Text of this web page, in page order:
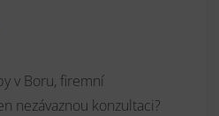
v Boru, firemní
nezávaznou konzultaci?